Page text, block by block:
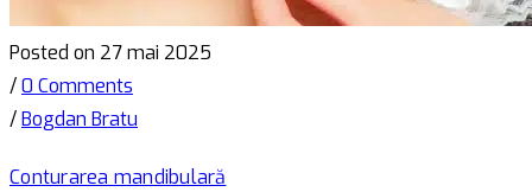
Posted on 27 mai 2025
/0 Comments
/Bogdan Bratu
Conturarea mandibulară